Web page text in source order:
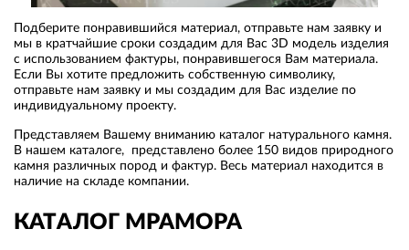
Подберите понравившийся материал, отправьте нам заявку и
мы в кратчайшие сроки создадим для Вас 3D модель изделия
с использованием фактуры, понравившегося Вам материала.
Если Вы хотите предложить собственную символику,
отправьте нам заявку и мы создадим для Вас изделие по
индивидуальному проекту.
Представляем Вашему вниманию каталог натурального камня.
В нашем каталоге, представлено более 150 видов природного
камня различных пород и фактур. Весь материал находится в
наличие на складе компании.
КАТАЛОГ МРАМОРА